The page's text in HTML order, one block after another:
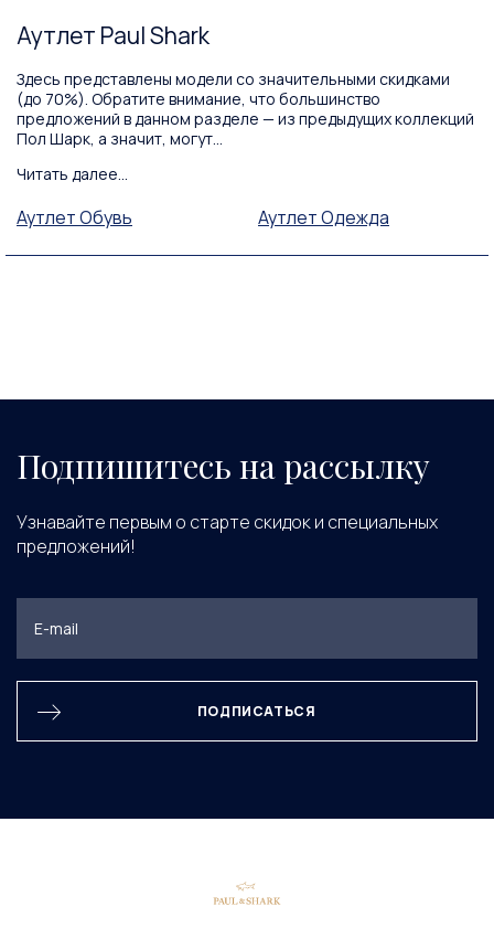
Аутлет Paul Shark
Здесь представлены модели со значительными скидками
(до 70%). Обратите внимание, что большинство
предложений в данном разделе — из предыдущих коллекций
Пол Шарк, а значит, могут...
Читать далее...
Аутлет Обувь Аутлет Одежда
Подпишитесь на рассылку
Узнавайте первым о старте скидок и специальных
предложений!
ПОДПИСАТЬСЯ